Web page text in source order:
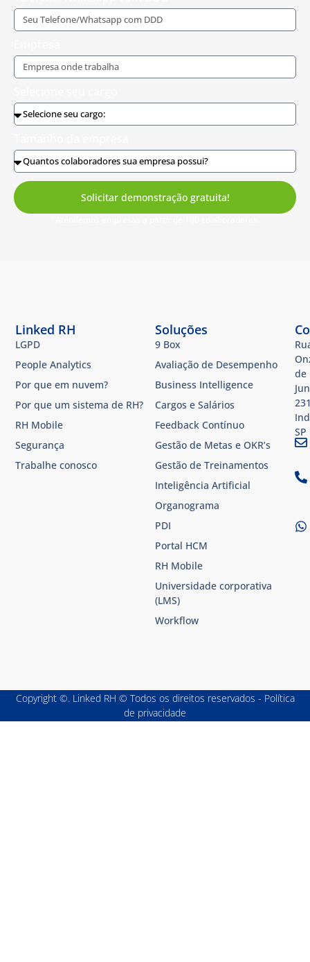
Solicitar demonstração gratuita!
Soluções
9 Box
Avaliação de Desempenho
Business Intelligence
Cargos e Salários
Feedback Contínuo
Gestão de Metas e OKR’s
Gestão de Treinamentos
Inteligência Artificial
Organograma
PDI
Portal HCM
RH Mobile
Universidade corporativa
(LMS)
Workflow
Linked RH
LGPD
People Analytics
Por que em nuvem?
Por que um sistema de RH?
RH Mobile
Segurança
Trabalhe conosco
de
SP​
Copyright ©. Linked RH © Todos os direitos reservados - Política
de privacidade